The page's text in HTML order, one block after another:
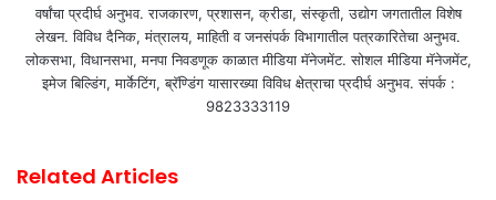
वर्षांचा प्रदीर्घ अनुभव. राजकारण, प्रशासन, क्रीडा, संस्कृती, उद्योग जगतातील विशेष
लेखन. विविध दैनिक, मंत्रालय, माहिती व जनसंपर्क विभागातील पत्रकारितेचा अनुभव.
लोकसभा, विधानसभा, मनपा निवडणूक काळात मीडिया मॅनेजमेंट. सोशल मीडिया मॅनेजमेंट,
इमेज बिल्डिंग, मार्केटिंग, ब्रॅण्डिंग यासारख्या विविध क्षेत्राचा प्रदीर्घ अनुभव. संपर्क :
9823333119
Related Articles